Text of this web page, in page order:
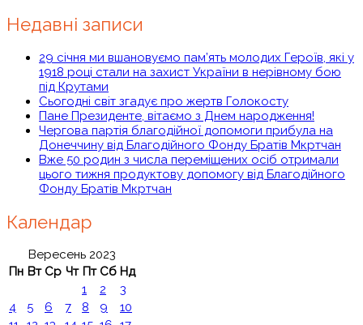
Недавні записи
29 січня ми вшановуємо пам’ять молодих Героїв, які у
1918 році стали на захист України в нерівному бою
під Крутами
Сьогодні світ згадує про жертв Голокосту
Пане Президенте, вітаємо з Днем народження!
Чергова партія благодійної допомоги прибула на
Донеччину від Благодійного Фонду Братів Мкртчан
Вже 50 родин з числа переміщених осіб отримали
цього тижня продуктову допомогу від Благодійного
Фонду Братів Мкртчан
Календар
Вересень 2023
Пн Вт Ср Чт Пт Сб Нд
1
2
3
4
5 6 7 8 9
10